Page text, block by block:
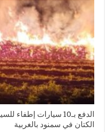
الدفع بـ10 سيارات
الكتان في سمنود بالغربية